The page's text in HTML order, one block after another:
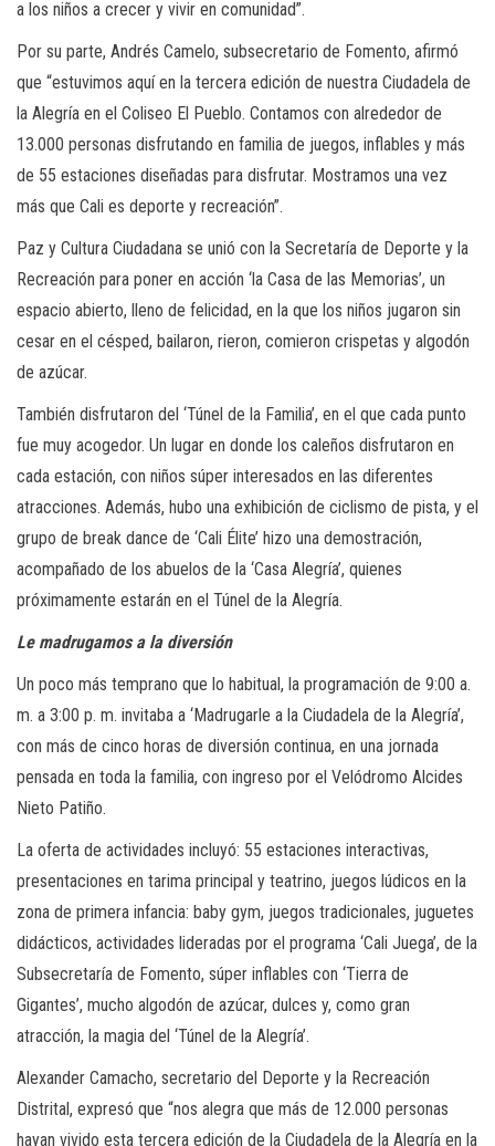
a los niños a crecer y vivir en comunidad”.
Por su parte, Andrés Camelo, subsecretario de Fomento, afirmó
que “estuvimos aquí en la tercera edición de nuestra Ciudadela de
la Alegría en el Coliseo El Pueblo. Contamos con alrededor de
13.000 personas disfrutando en familia de juegos, inflables y más
de 55 estaciones diseñadas para disfrutar. Mostramos una vez
más que Cali es deporte y recreación”.
Paz y Cultura Ciudadana se unió con la Secretaría de Deporte y la
Recreación para poner en acción ‘la Casa de las Memorias’, un
espacio abierto, lleno de felicidad, en la que los niños jugaron sin
cesar en el césped, bailaron, rieron, comieron crispetas y algodón
de azúcar.
También disfrutaron del ‘Túnel de la Familia’, en el que cada punto
fue muy acogedor. Un lugar en donde los caleños disfrutaron en
cada estación, con niños súper interesados en las diferentes
atracciones. Además, hubo una exhibición de ciclismo de pista, y el
grupo de break dance de ‘Cali Élite’ hizo una demostración,
acompañado de los abuelos de la ‘Casa Alegría’, quienes
próximamente estarán en el Túnel de la Alegría.
Le madrugamos a la diversión
Un poco más temprano que lo habitual, la programación de 9:00 a.
m. a 3:00 p. m. invitaba a ‘Madrugarle a la Ciudadela de la Alegría’,
con más de cinco horas de diversión continua, en una jornada
pensada en toda la familia, con ingreso por el Velódromo Alcides
Nieto Patiño.
La oferta de actividades incluyó: 55 estaciones interactivas,
presentaciones en tarima principal y teatrino, juegos lúdicos en la
zona de primera infancia: baby gym, juegos tradicionales, juguetes
didácticos, actividades lideradas por el programa ‘Cali Juega’, de la
Subsecretaría de Fomento, súper inflables con ‘Tierra de
Gigantes’, mucho algodón de azúcar, dulces y, como gran
atracción, la magia del ‘Túnel de la Alegría’.
Alexander Camacho, secretario del Deporte y la Recreación
Distrital, expresó que “nos alegra que más de 12.000 personas
hayan vivido esta tercera edición de la Ciudadela de la Alegría en la